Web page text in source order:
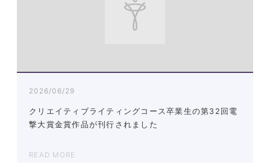
2026/06/29
クリエイティブライティングコース卒業生の第32回電
撃大賞金賞作品が刊行されました
READ MORE